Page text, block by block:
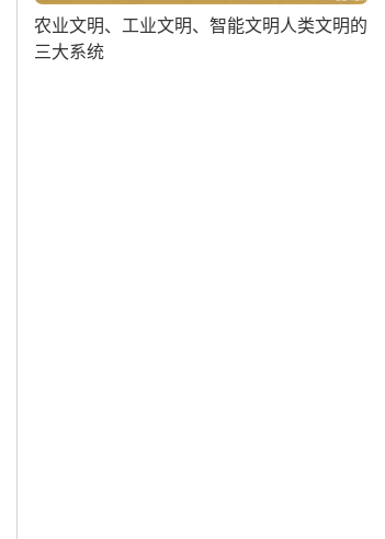
农业文明、工业文明、智能文明人类文明的
三大系统